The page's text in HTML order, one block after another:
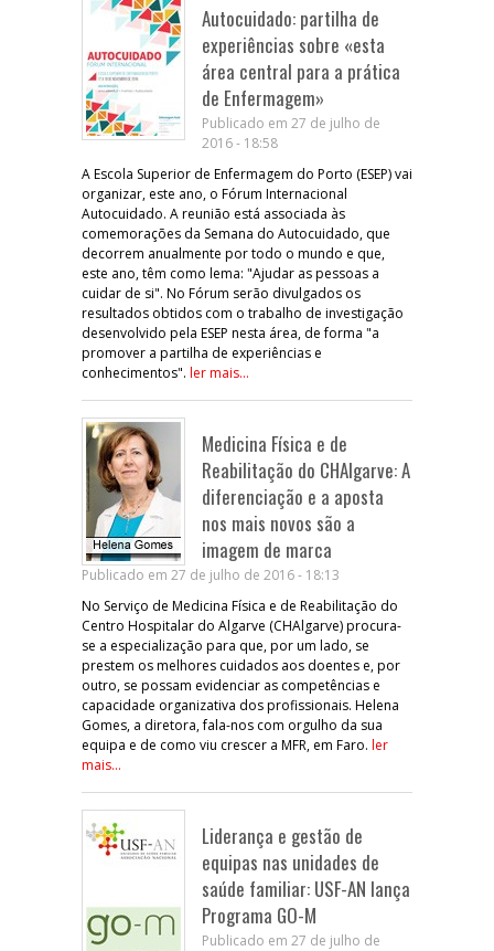
Autocuidado: partilha de
experiências sobre «esta
área central para a prática
de Enfermagem»
Publicado em 27 de julho de
2016 - 18:58
A Escola Superior de Enfermagem do Porto (ESEP) vai
organizar, este ano, o Fórum Internacional
Autocuidado. A reunião está associada às
comemorações da Semana do Autocuidado, que
decorrem anualmente por todo o mundo e que,
este ano, têm como lema: "Ajudar as pessoas a
cuidar de si". No Fórum serão divulgados os
resultados obtidos com o trabalho de investigação
desenvolvido pela ESEP nesta área, de forma "a
promover a partilha de experiências e
conhecimentos". ler mais...
Medicina Física e de
Reabilitação do CHAlgarve: A
diferenciação e a aposta
nos mais novos são a
imagem de marca
Publicado em 27 de julho de 2016 - 18:13
No Serviço de Medicina Física e de Reabilitação do
Centro Hospitalar do Algarve (CHAlgarve) procura-
se a especialização para que, por um lado, se
prestem os melhores cuidados aos doentes e, por
outro, se possam evidenciar as competências e
capacidade organizativa dos profissionais. Helena
Gomes, a diretora, fala-nos com orgulho da sua
equipa e de como viu crescer a MFR, em Faro. ler
mais...
Liderança e gestão de
equipas nas unidades de
saúde familiar: USF-AN lança
Programa GO-M
Publicado em 27 de julho de